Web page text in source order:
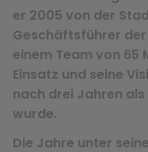
er 2005 von der
Geschäftsführer der
einem Team von 65
Einsatz und seine
nach drei Jahren
wurde.
Die Jahre unter